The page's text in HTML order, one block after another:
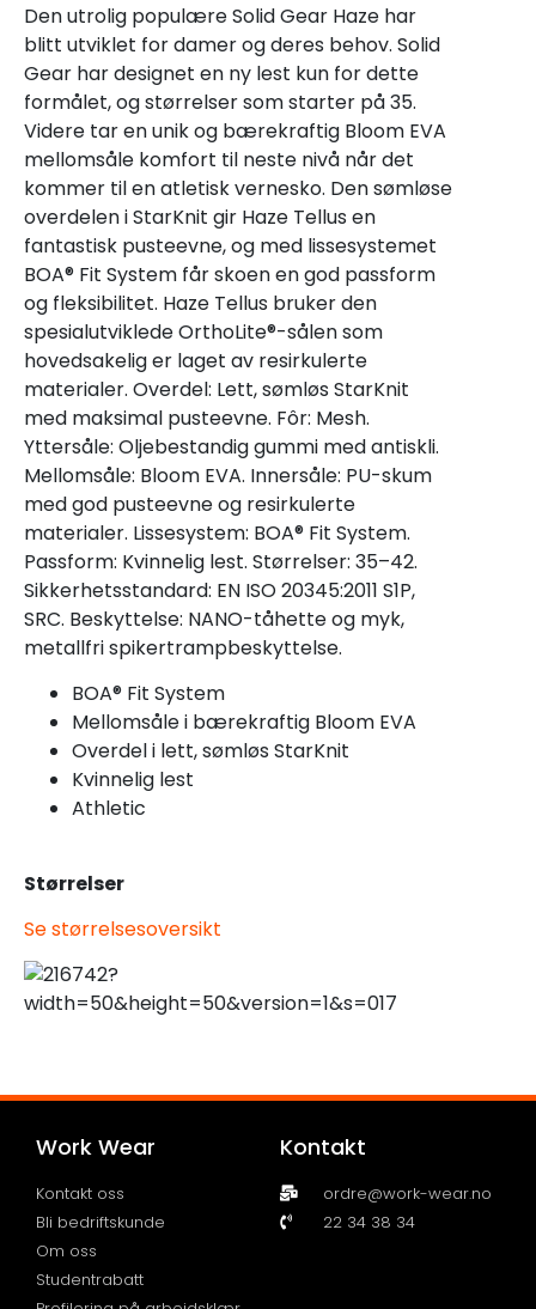
Den utrolig populære Solid Gear Haze har
blitt utviklet for damer og deres behov. Solid
Gear har designet en ny lest kun for dette
formålet, og størrelser som starter på 35.
Videre tar en unik og bærekraftig Bloom EVA
mellomsåle komfort til neste nivå når det
kommer til en atletisk vernesko. Den sømløse
overdelen i StarKnit gir Haze Tellus en
fantastisk pusteevne, og med lissesystemet
BOA® Fit System får skoen en god passform
og fleksibilitet. Haze Tellus bruker den
spesialutviklede OrthoLite®-sålen som
hovedsakelig er laget av resirkulerte
materialer. Overdel: Lett, sømløs StarKnit
med maksimal pusteevne. Fôr: Mesh.
Yttersåle: Oljebestandig gummi med antiskli.
Mellomsåle: Bloom EVA. Innersåle: PU-skum
med god pusteevne og resirkulerte
materialer. Lissesystem: BOA® Fit System.
Passform: Kvinnelig lest. Størrelser: 35–42.
Sikkerhetsstandard: EN ISO 20345:2011 S1P,
SRC. Beskyttelse: NANO-tåhette og myk,
metallfri spikertrampbeskyttelse.
BOA® Fit System
Mellomsåle i bærekraftig Bloom EVA
Overdel i lett, sømløs StarKnit
Kvinnelig lest
Athletic
Størrelser
Se størrelsesoversikt
Work Wear
Kontakt oss
Bli bedriftskunde
Om oss
Studentrabatt
Kontakt
ordre@work-wear.no
22 34 38 34